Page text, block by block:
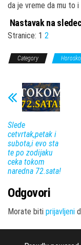
da je vreme da mu to i
Nastavak na
Stranice: 1 2
Category
Slede
cetvrtak,petak i
subota,i evo sta
te po zodijaku
ceka tokom
naredna 72.sata!
Odgovori
Morate biti prijavljeni